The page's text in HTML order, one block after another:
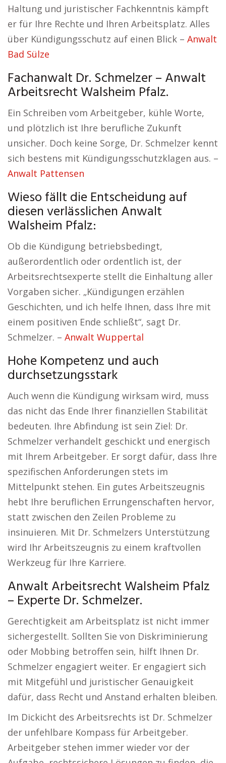
Haltung und juristischer Fachkenntnis kämpft
er für Ihre Rechte und Ihren Arbeitsplatz. Alles
über Kündigungsschutz auf einen Blick – Anwalt
Bad Sülze
Fachanwalt Dr. Schmelzer – Anwalt
Arbeitsrecht Walsheim Pfalz.
Ein Schreiben vom Arbeitgeber, kühle Worte,
und plötzlich ist Ihre berufliche Zukunft
unsicher. Doch keine Sorge, Dr. Schmelzer kennt
sich bestens mit Kündigungsschutzklagen aus. –
Anwalt Pattensen
Wieso fällt die Entscheidung auf
diesen verlässlichen Anwalt
Walsheim Pfalz:
Ob die Kündigung betriebsbedingt,
außerordentlich oder ordentlich ist, der
Arbeitsrechtsexperte stellt die Einhaltung aller
Vorgaben sicher. „Kündigungen erzählen
Geschichten, und ich helfe Ihnen, dass Ihre mit
einem positiven Ende schließt“, sagt Dr.
Schmelzer. – Anwalt Wuppertal
Hohe Kompetenz und auch
durchsetzungsstark
Auch wenn die Kündigung wirksam wird, muss
das nicht das Ende Ihrer finanziellen Stabilität
bedeuten. Ihre Abfindung ist sein Ziel: Dr.
Schmelzer verhandelt geschickt und energisch
mit Ihrem Arbeitgeber. Er sorgt dafür, dass Ihre
spezifischen Anforderungen stets im
Mittelpunkt stehen. Ein gutes Arbeitszeugnis
hebt Ihre beruflichen Errungenschaften hervor,
statt zwischen den Zeilen Probleme zu
insinuieren. Mit Dr. Schmelzers Unterstützung
wird Ihr Arbeitszeugnis zu einem kraftvollen
Werkzeug für Ihre Karriere.
Anwalt Arbeitsrecht Walsheim Pfalz
– Experte Dr. Schmelzer.
Gerechtigkeit am Arbeitsplatz ist nicht immer
sichergestellt. Sollten Sie von Diskriminierung
oder Mobbing betroffen sein, hilft Ihnen Dr.
Schmelzer engagiert weiter. Er engagiert sich
mit Mitgefühl und juristischer Genauigkeit
dafür, dass Recht und Anstand erhalten bleiben.
Im Dickicht des Arbeitsrechts ist Dr. Schmelzer
der unfehlbare Kompass für Arbeitgeber.
Arbeitgeber stehen immer wieder vor der